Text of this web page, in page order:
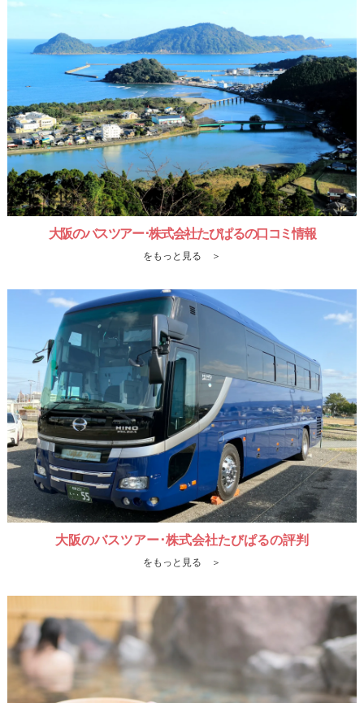
大阪のバスツアー･株式会社たびぱるの口コミ情報
をもっと見る ＞
大阪のバスツアー･株式会社たびぱるの評判
をもっと見る ＞